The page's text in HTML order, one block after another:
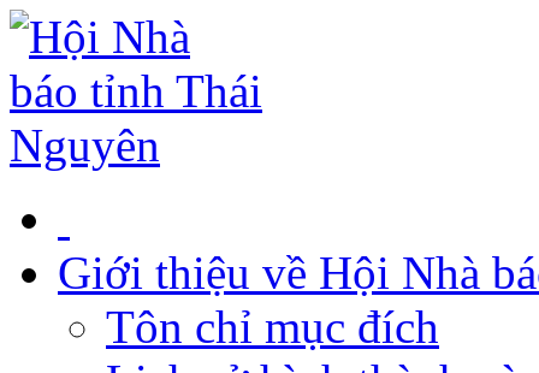
Giới thiệu về Hội Nhà
Tôn chỉ mục đích